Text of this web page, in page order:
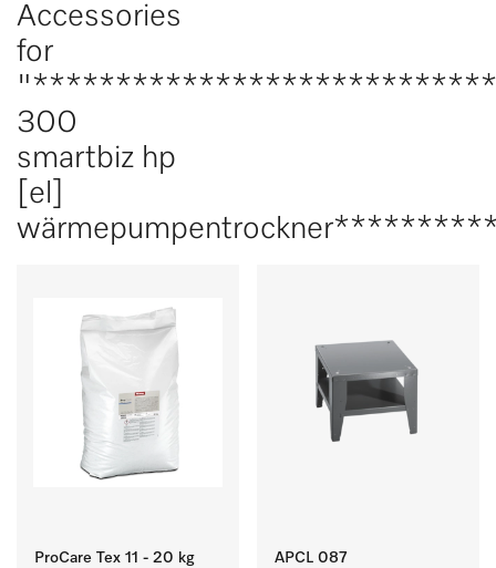
Accessories
for
300
smartbiz hp
[el]
ProCare Tex 11 - 20 kg APCL 087